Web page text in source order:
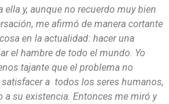
ella y, aunque no recuerdo muy bien
me afirmó de manera cortante
en la actualidad: hacer una
el hambre de todo el mundo. Yo
tajante que el problema no
a todos los seres humanos,
a su existencia. Entonces me miró y